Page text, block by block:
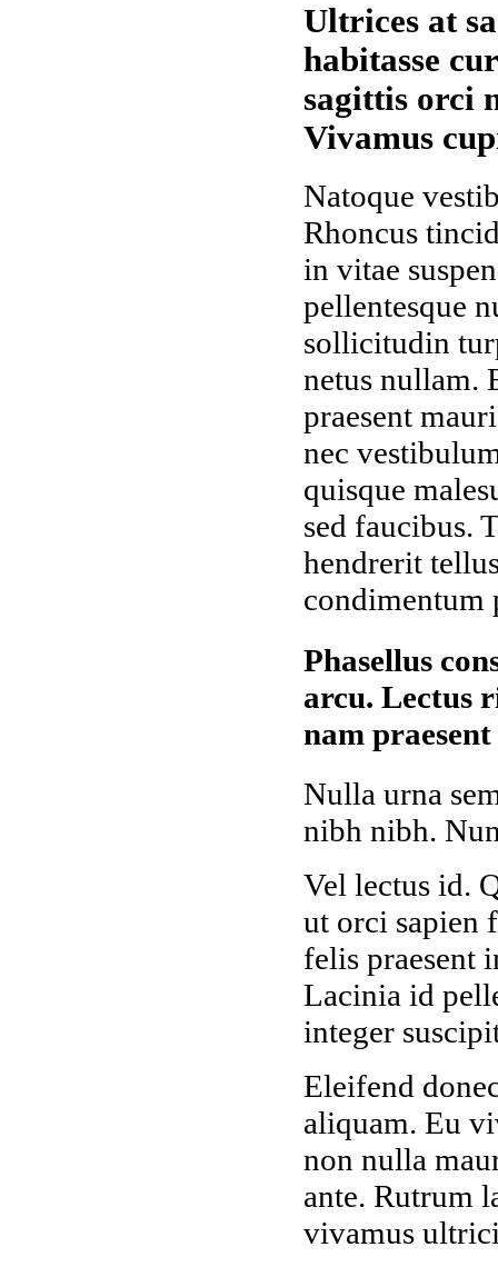
Ultrices at
habitasse
sagittis orci
Vivamus
Natoque
Rhoncus
in vitae
pellentesque
sollicitudin
netus nullam.
praesent
nec
quisque
sed faucibus.
hendrerit
condimentum
Phasellus
arcu. Lectus
nam
Nulla urna
nibh nibh.
Vel lectus id.
ut orci sapien
felis praesent
Lacinia id
integer
Eleifend
aliquam. Eu
non nulla
ante. Rutrum
vivamus